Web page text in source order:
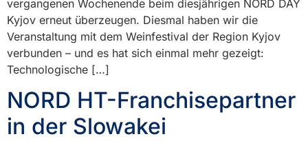
vergangenen Wochenende beim diesjährigen NORD DAY
Kyjov erneut überzeugen. Diesmal haben wir die
Veranstaltung mit dem Weinfestival der Region Kyjov
verbunden – und es hat sich einmal mehr gezeigt:
Technologische […]
NORD HT-Franchisepartner
in der Slowakei